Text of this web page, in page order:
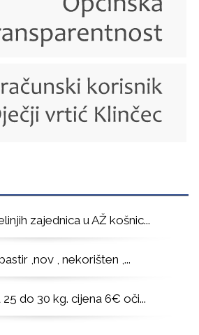
zajednica u AŽ košnic...
,nov , nekorišten , ...
do 30 kg. cijena 6€ oči...